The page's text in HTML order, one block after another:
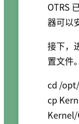
OTRS
器可以
接下，
置文件。
cd /
cp